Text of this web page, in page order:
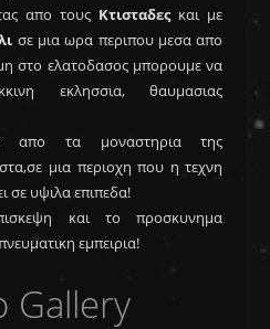
απο τους Κτισταδες και με
σε μια ωρα περιπου μεσα απο
στο ελατοδασος μπορουμε να
εκλησσια, θαυμασιας
απο τα μοναστηρια της
μια περιοχη που η τεχνη
σε υψιλα επιπεδα!
και το προσκυνημα
εμπειρια!
Gallery